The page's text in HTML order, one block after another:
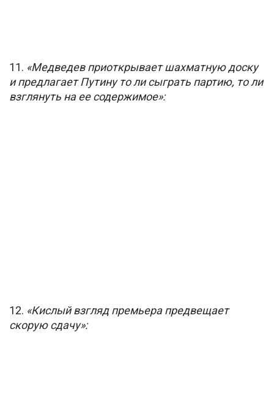
11. «Медведев приоткрывает шахматную доску
и предлагает Путину то ли сыграть партию, то ли
взглянуть на ее содержимое»:
12. «Кислый взгляд премьера предвещает
скорую сдачу»: